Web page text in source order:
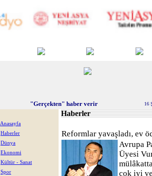
"Gerçekten" haber verir 16
Anasayfa
Haberler
Dünya
Ekonomi
Kültür - Sanat
Spor
Haberler
Reformlar yavaşladı, ev
Avrupa
Üyesi
çok iyi ve